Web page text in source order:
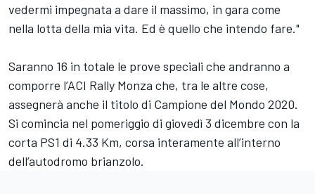
vedermi impegnata a dare il massimo, in gara come
nella lotta della mia vita. Ed è quello che intendo fare."
Saranno 16 in totale le prove speciali che andranno a
comporre l’ACI Rally Monza che, tra le altre cose,
assegnerà anche il titolo di Campione del Mondo 2020.
Si comincia nel pomeriggio di giovedì 3 dicembre con la
corta PS1 di 4.33 Km, corsa interamente all’interno
dell’autodromo brianzolo.